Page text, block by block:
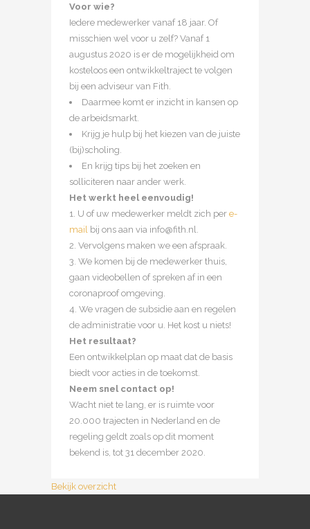
Voor wie?
Iedere medewerker vanaf 18 jaar. Of
misschien wel voor u zelf? Vanaf 1
augustus 2020 is er de mogelijkheid om
kosteloos een ontwikkeltraject te volgen
bij een adviseur van Fith.
Daarmee komt er inzicht in kansen op
de arbeidsmarkt.
Krijg je hulp bij het kiezen van de juiste
(bij)scholing.
En krijg tips bij het zoeken en
solliciteren naar ander werk.
Het werkt heel eenvoudig!
1. U of uw medewerker meldt zich per e-
mail
bij ons aan via info@fith.nl.
2. Vervolgens maken we een afspraak.
3. We komen bij de medewerker thuis,
gaan videobellen of spreken af in een
coronaproof omgeving.
4. We vragen de subsidie aan en regelen
de administratie voor u. Het kost u niets!
Het resultaat?
Een ontwikkelplan op maat dat de basis
biedt voor acties in de toekomst.
Neem snel contact op!
Wacht niet te lang, er is ruimte voor
20.000 trajecten in Nederland en de
regeling geldt zoals op dit moment
bekend is, tot 31 december 2020.
Bekijk overzicht